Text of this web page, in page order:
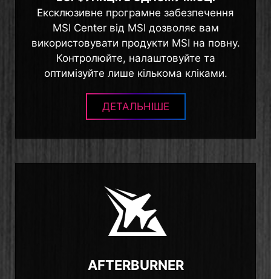
Ексклюзивне програмне забезпечення
MSI Center від MSI дозволяє вам
використовувати продукти MSI на повну.
Контролюйте, налаштовуйте та
оптимізуйте лише кількома кліками.
ДЕТАЛЬНІШЕ
AFTERBURNER